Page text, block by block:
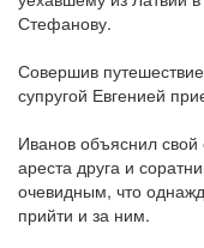
Стефанову.
Совершив
супругой Евгенией
Иванов объяснил свой
ареста друга и
очевидным, что
прийти и за ним.